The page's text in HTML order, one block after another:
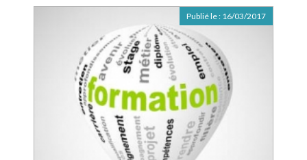
Publié le : 16/03/2017